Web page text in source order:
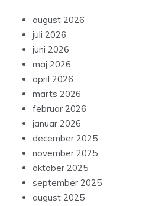
august 2026
juli 2026
juni 2026
maj 2026
april 2026
marts 2026
februar 2026
januar 2026
december 2025
november 2025
oktober 2025
september 2025
august 2025